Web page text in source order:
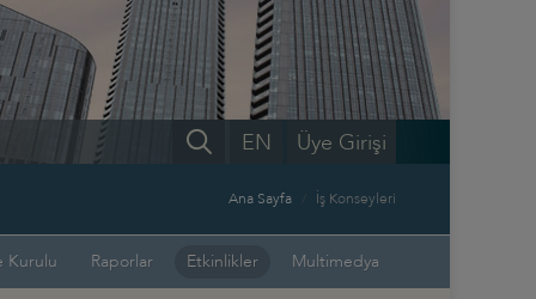
Üye Girişi
EN
Ana Sayfa İş Konseyleri
Kurulu Raporlar Etkinlikler Multimedya